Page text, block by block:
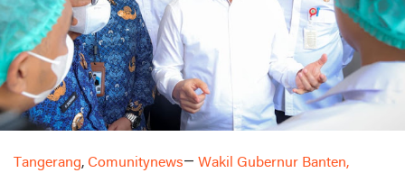
Tangerang, Comunitynews— Wakil Gubernur Banten,